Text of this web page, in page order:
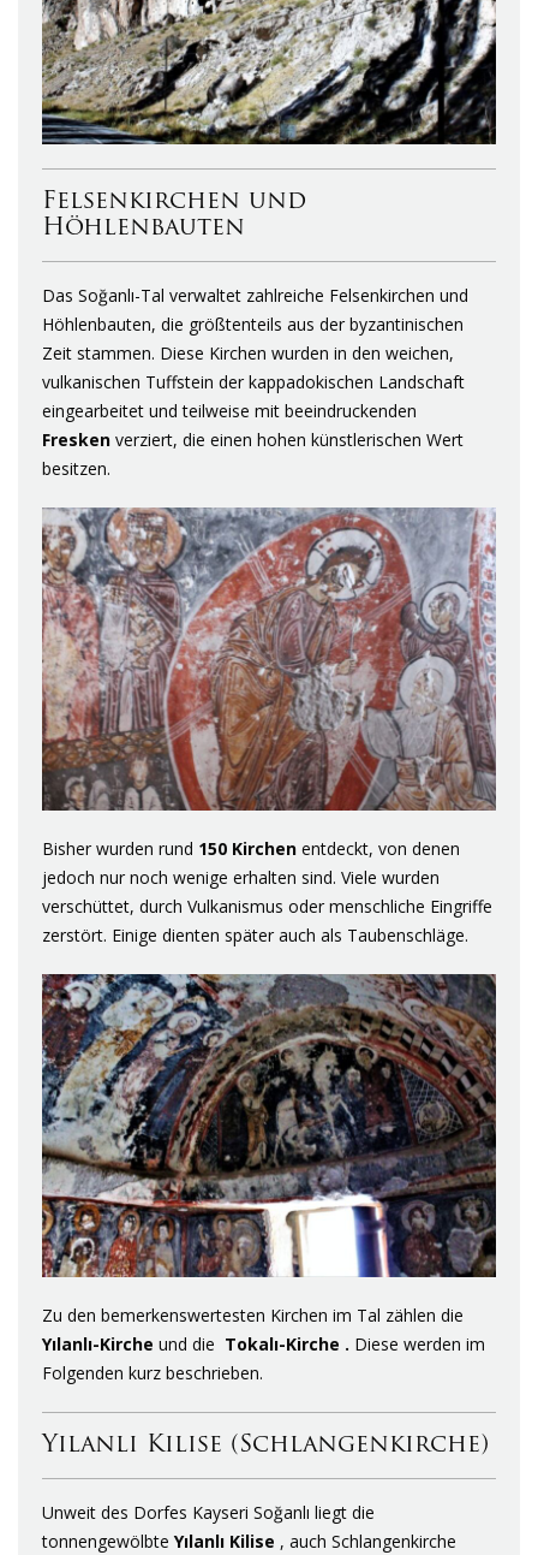
Felsenkirchen und
Höhlenbauten
Das Soğanlı-Tal verwaltet zahlreiche Felsenkirchen und
Höhlenbauten, die größtenteils aus der byzantinischen
Zeit stammen. Diese Kirchen wurden in den weichen,
vulkanischen Tuffstein der kappadokischen Landschaft
eingearbeitet und teilweise mit beeindruckenden
Fresken verziert, die einen hohen künstlerischen Wert
besitzen.
Bisher wurden rund 150 Kirchen entdeckt, von denen
jedoch nur noch wenige erhalten sind. Viele wurden
verschüttet, durch Vulkanismus oder menschliche Eingriffe
zerstört. Einige dienten später auch als Taubenschläge.
Zu den bemerkenswertesten Kirchen im Tal zählen die
Yılanlı-Kirche und die Tokalı-Kirche . Diese werden im
Folgenden kurz beschrieben.
Yılanlı Kilise (Schlangenkirche)
Unweit des Dorfes Kayseri Soğanlı liegt die
tonnengewölbte Yılanlı Kilise , auch Schlangenkirche